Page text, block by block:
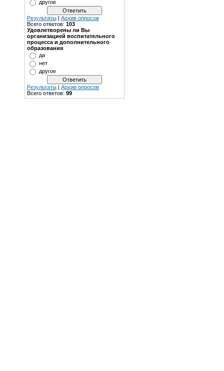
другое
Результаты | Архив опросов
Всего ответов: 103
Удовлетворены ли Вы
организацией воспитательного
процесса и дополнительного
образования
да
нет
другое
Результаты | Архив опросов
Всего ответов: 99